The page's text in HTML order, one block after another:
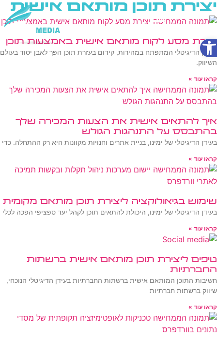
פתח סרגל נגישות
יצירת תוכן מותאם אישית
יצירת מסע לקוח מותאם אישית באמצעות תוכן
בעידן הדיגיטלי המתפתח במהירות, קידום בעזרת תוכן הפך לאבן יסוד בעולם
השיווק.
קראו עוד »
איך להתאים אישית את הצעות המכירה שלך
בהתבסס על התנהגות הגולש
בעידן הדיגיטלי של ימינו, בניית אתרים וחנויות מקוונות היא רק ההתחלה. כדי
קראו עוד »
שימוש בגיאולוקציה ליצירת תוכן מותאם מקומית
בעידן הדיגיטלי של ימינו, היכולת להתאים תוכן לקהל יעד ספציפי הפכה לכלי
קראו עוד »
טיפים ליצירת תוכן מותאם אישית ברשתות
החברתיות
חשיבות התוכן המותאם אישית ברשתות החברתיות בעידן הדיגיטלי הנוכחי,
שיווק ברשתות חברתיות
קראו עוד »